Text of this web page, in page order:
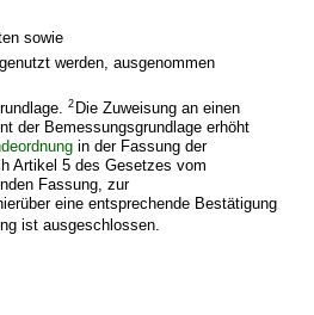
sowie
werden, ausgenommen
2 Die Zuweisung an einen
der Bemessungsgrundlage erhöht
in der Fassung der
Artikel 5 des Gesetzes vom
Fassung, zur
eine entsprechende Bestätigung
ist ausgeschlossen.